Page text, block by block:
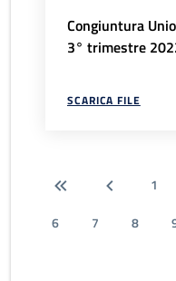
Congiuntura
3° trimestre
SCARICA FILE
1
6
7 8